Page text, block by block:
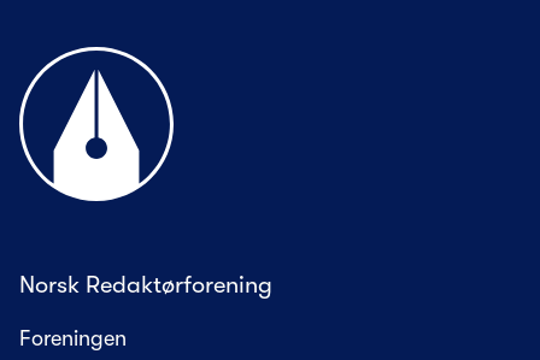
Til forsiden
Norsk Redaktørforening
Foreningen